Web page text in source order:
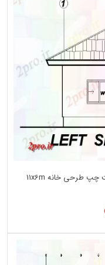
دانلود نقشه هتل - رستوران - اقامتگاه نما سمت چپ طرحی خانه 11x6m